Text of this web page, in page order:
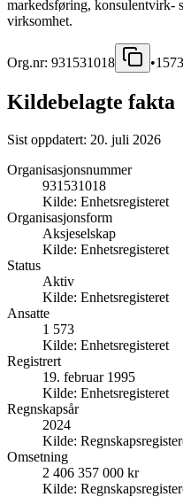
markedsføring, konsulentvirk-
virksomhet.
Org.nr: 931531018 •1573
Kildebelagte fakta
Sist oppdatert: 20. juli 2026
Organisasjonsnummer
931531018
Kilde: Enhetsregisteret
Organisasjonsform
Aksjeselskap
Kilde: Enhetsregisteret
Status
Aktiv
Kilde: Enhetsregisteret
Ansatte
1 573
Kilde: Enhetsregisteret
Registrert
19. februar 1995
Kilde: Enhetsregisteret
Regnskapsår
2024
Kilde:
Omsetning
2 406 357 000 kr
Kilde: